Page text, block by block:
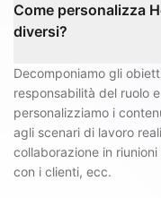
Come personalizza
diversi?
Decomponiamo gli
responsabilità del ruolo
personalizziamo i
agli scenari di lavoro
collaborazione in
con i clienti, ecc.